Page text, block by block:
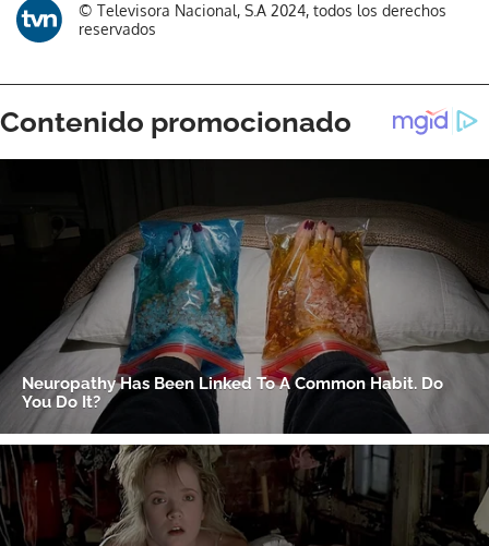
© Televisora Nacional, S.A 2024, todos los derechos
reservados